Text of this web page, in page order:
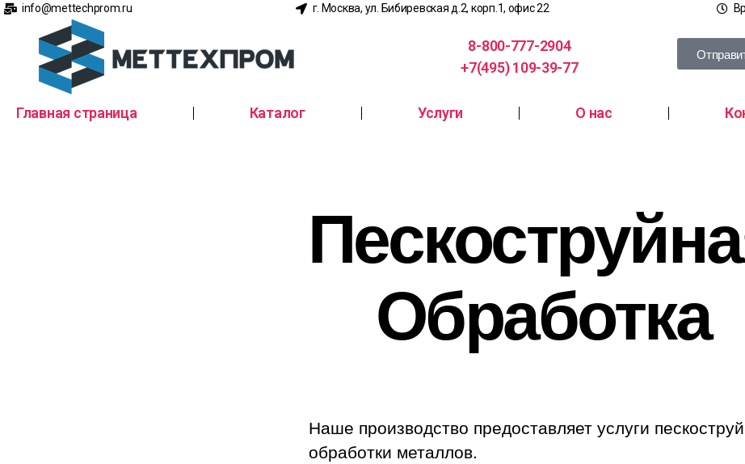
info@mettechprom.ru г. Москва, ул. Бибиревская д.2, корп.1, офис 22
8-800-777-2904
+7(495) 109-39-77
Главная страница Каталог Услуги О нас
Обработка
Наше производство предоставляет услуги
обработки металлов.